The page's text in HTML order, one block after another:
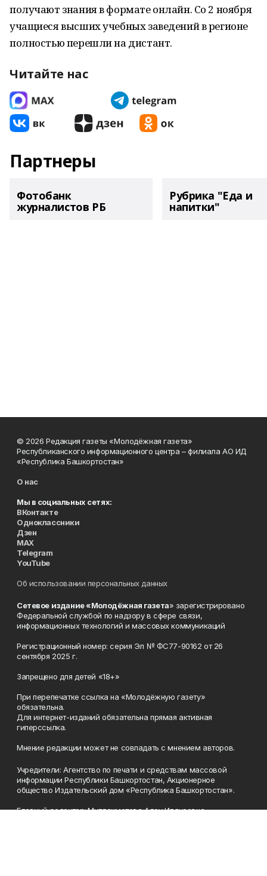
получают знания в формате онлайн. Со 2 ноября
учащиеся высших учебных заведений в регионе
полностью перешли на дистант.
Читайте нас
Партнеры
Фотобанк
журналистов РБ
Рубрика "Еда и
напитки"
© 2026 Редакция газеты «Молодёжная газета»
Республиканского информационного центра – филиала АО ИД
«Республика Башкортостан»
О нас
Мы в социальных сетях:
ВКонтакте
Одноклассники
Дзен
MAX
Telegram
YouTube
Об использовании персональных данных
Сетевое издание «Молодёжная газета» зарегистрировано
Федеральной службой по надзору в сфере связи,
информационных технологий и массовых коммуникаций
Регистрационный номер: серия Эл № ФС77-90162 от 26
сентября 2025 г.
Запрещено для детей «18+»
При перепечатке ссылка на «Молодёжную газету»
обязательна.
Для интернет-изданий обязательна прямая активная
гиперссылка.
Мнение редакции может не совпадать с мнением авторов.
Учредители: Агентство по печати и средствам массовой
информации Республики Башкортостан, Акционерное
общество Издательский дом «Республика Башкортостан».
Главный редактор: Муллахметова Алсу Илдусовна.